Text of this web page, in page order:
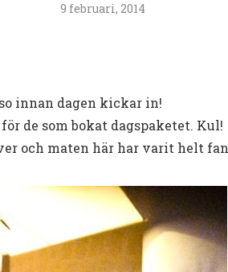
9 februari, 2014
innan dagen kickar in!
de som bokat dagspaketet. Kul!
och maten här har varit helt